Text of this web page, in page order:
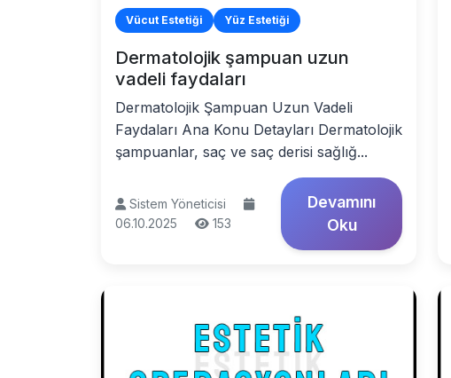
Vücut Estetiği Yüz Estetiği
Dermatolojik şampuan uzun
vadeli faydaları
Dermatolojik Şampuan Uzun Vadeli
Faydaları Ana Konu Detayları Dermatolojik
şampuanlar, saç ve saç derisi sağlığ...
Sistem Yöneticisi
06.10.2025
153
Devamını
Oku